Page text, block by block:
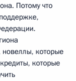
Потому что
новеллы, которые
которые